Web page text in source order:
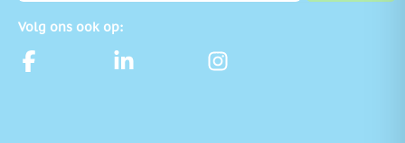
Volg ons ook op: